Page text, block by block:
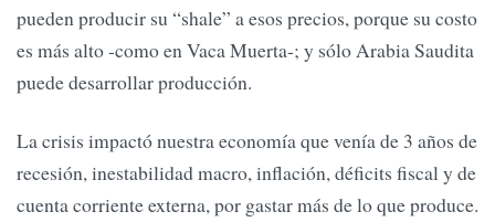
pueden producir su “shale” a esos precios, porque su costo
es más alto -como en Vaca Muerta-; y sólo Arabia Saudita
puede desarrollar producción.
La crisis impactó nuestra economía que venía de 3 años de
recesión, inestabilidad macro, inflación, déficits fiscal y de
cuenta corriente externa, por gastar más de lo que produce.